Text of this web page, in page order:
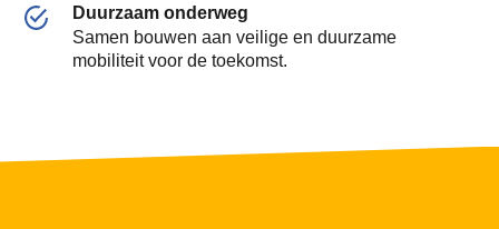
Duurzaam onderweg
Samen bouwen aan veilige en duurzame
mobiliteit voor de toekomst.